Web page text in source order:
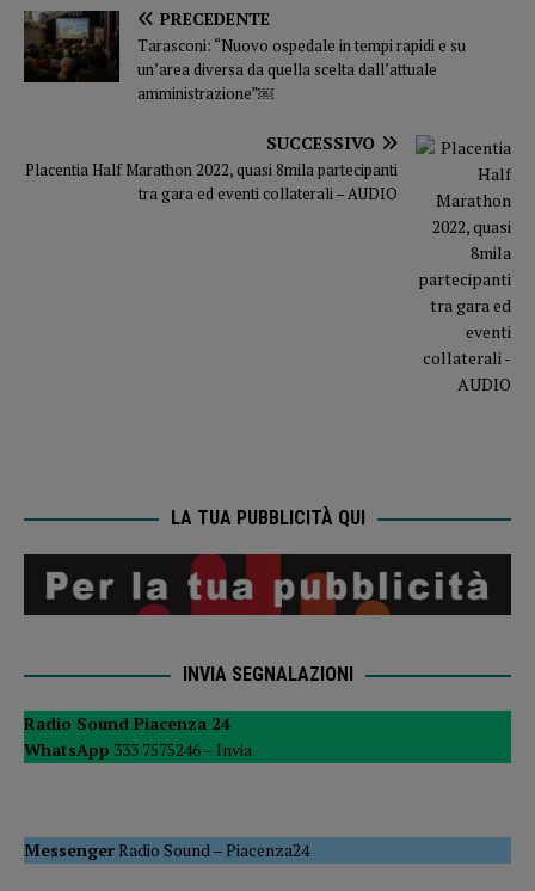
PRECEDENTE
Tarasconi: “Nuovo ospedale in tempi rapidi e su
un’area diversa da quella scelta dall’attuale
amministrazione”￼
SUCCESSIVO
Placentia Half Marathon 2022, quasi 8mila partecipanti
tra gara ed eventi collaterali – AUDIO
LA TUA PUBBLICITÀ QUI
INVIA SEGNALAZIONI
Radio Sound Piacenza 24
WhatsApp 333 7575246 – Invia
MessengerRadio Sound –Piacenza24